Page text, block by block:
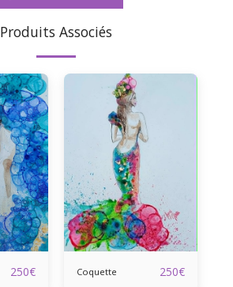
Produits Associés
250€ Coquette 250€